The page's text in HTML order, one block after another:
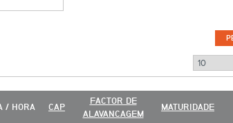
/ HORA CAP
FACTOR DE
ALAVANCAGEM
MATURIDADE